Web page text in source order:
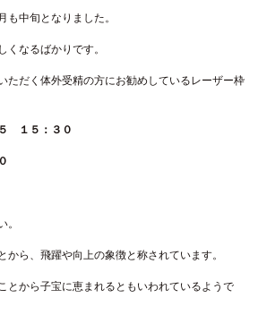
も中旬となりました。
くなるばかりです。
ただく体外受精の方にお勧めしているレーザー枠
１５：３０
。
から、飛躍や向上の象徴と称されています。
とから子宝に恵まれるともいわれているようで